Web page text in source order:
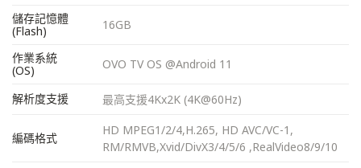
儲存記憶體
(Flash)
16GB
作業系統
(OS)
OVO TV OS @Android 11
解析度支援 最高支援4Kx2K (4K@60Hz)
編碼格式
HD MPEG1/2/4,H.265, HD AVC/VC-1,
RM/RMVB,Xvid/DivX3/4/5/6 ,RealVideo8/9/10